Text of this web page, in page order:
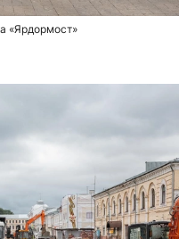
«Ярдормост»